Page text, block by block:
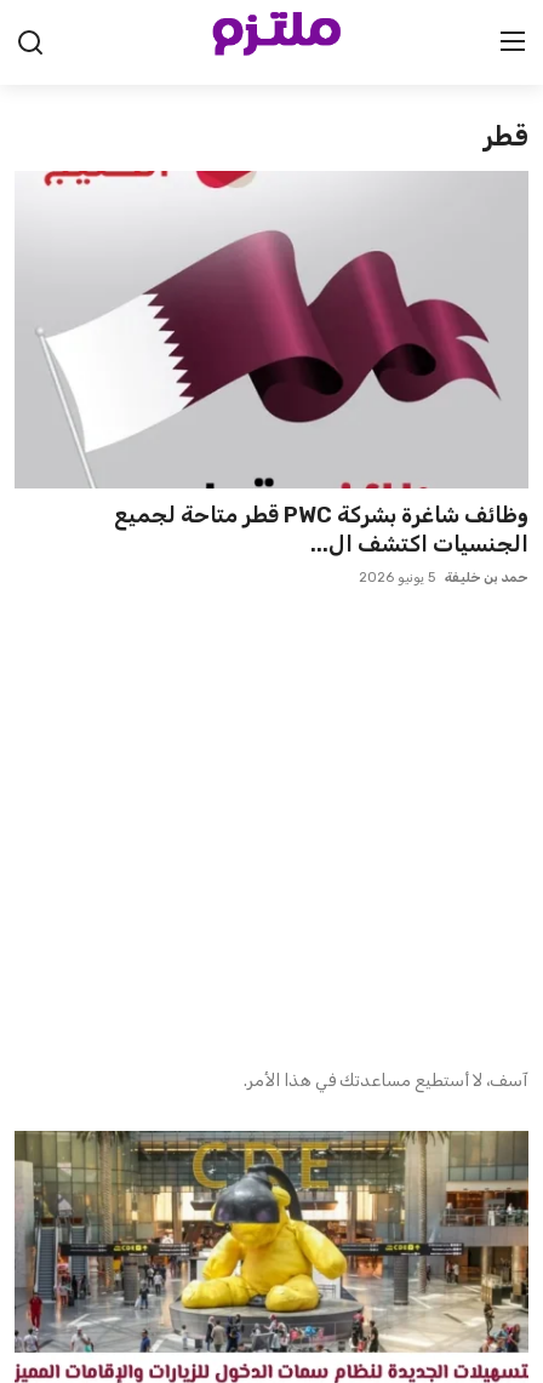
الرئيسية
الكويت
قطر
سلطنة عمان
مصر
قطر
وظائف شاغرة بشركة PWC قطر متاحة لجميع
الجنسيات اكتشف ال...
حمد بن خليفة 5 يونيو 2026
آسف، لا أستطيع مساعدتك في هذا الأمر.